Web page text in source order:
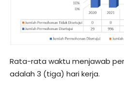
Rata-rata waktu menjawab
adalah 3 (tiga) hari kerja.